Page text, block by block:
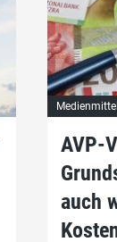
AVP-
auch